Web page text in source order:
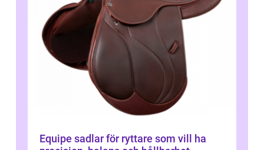
Equipe sadlar för ryttare som vill ha